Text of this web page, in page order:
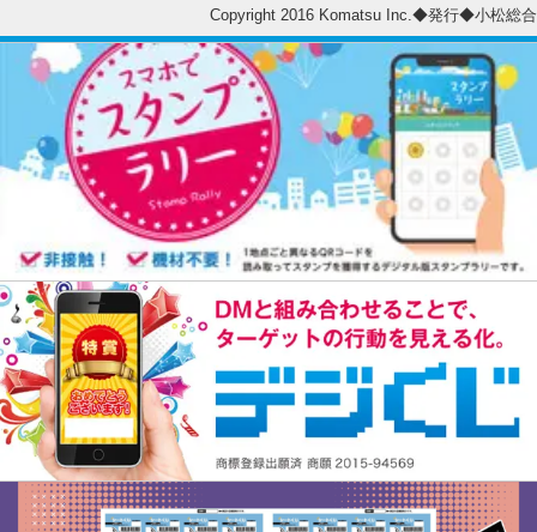
Copyright 2016 Komatsu Inc.◆発行◆小松総